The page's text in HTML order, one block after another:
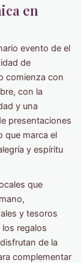
en
evento de el
de
comienza con
con la
y una
presentaciones
que marca el
y espíritu
que
y tesoros
regalos
de la
complementar